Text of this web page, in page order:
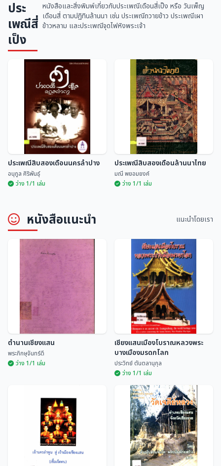
ประ
เพณีสี่
เป็ง
หนังสือและสิ่งพิมพ์เกี่ยวกับประเพณีเดือนสี่เป็ง หรือ วันเพ็ญ
เดือนสี่ ตามปฏิทินล้านนา เช่น ประเพณีถวายข้าว ประเพณีเผา
ข้าวหลาม และประเพณีจุดไฟหิงพระเจ้า
ประเพณีสิบสองเดือนนครลำปาง
ประเพณีสิบสองเดือนนครลำปาง
อนุกูล ศิริพันธุ์
ว่าง 1/1 เล่ม
ประเพณีสิบสองเดือนล้านนาไทย
มณี พยอมยงค์
ว่าง 1/1 เล่ม
หนังสือแนะนำ แนะนำโดยเรา
ตำนานเชียงแสน
พระภิกษุจันทร์ดี
ตำนานเชียงแสน
พระภิกษุจันทร์ดี
ว่าง 1/1 เล่ม
เชียงแสนเมืองโบราณหลวงพระ
บางเมืองมรดกโลก
ประวิทย์ ตันตลานุกุล
เชียงแสนเมืองโบราณหลวงพระ
บางเมืองมรดกโลก
ประวิทย์ ตันตลานุกุล
ว่าง 1/1 เล่ม